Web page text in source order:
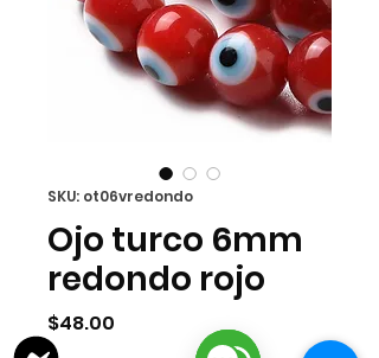
SKU: ot06vredondo
Ojo turco 6mm
redondo rojo
$48.00